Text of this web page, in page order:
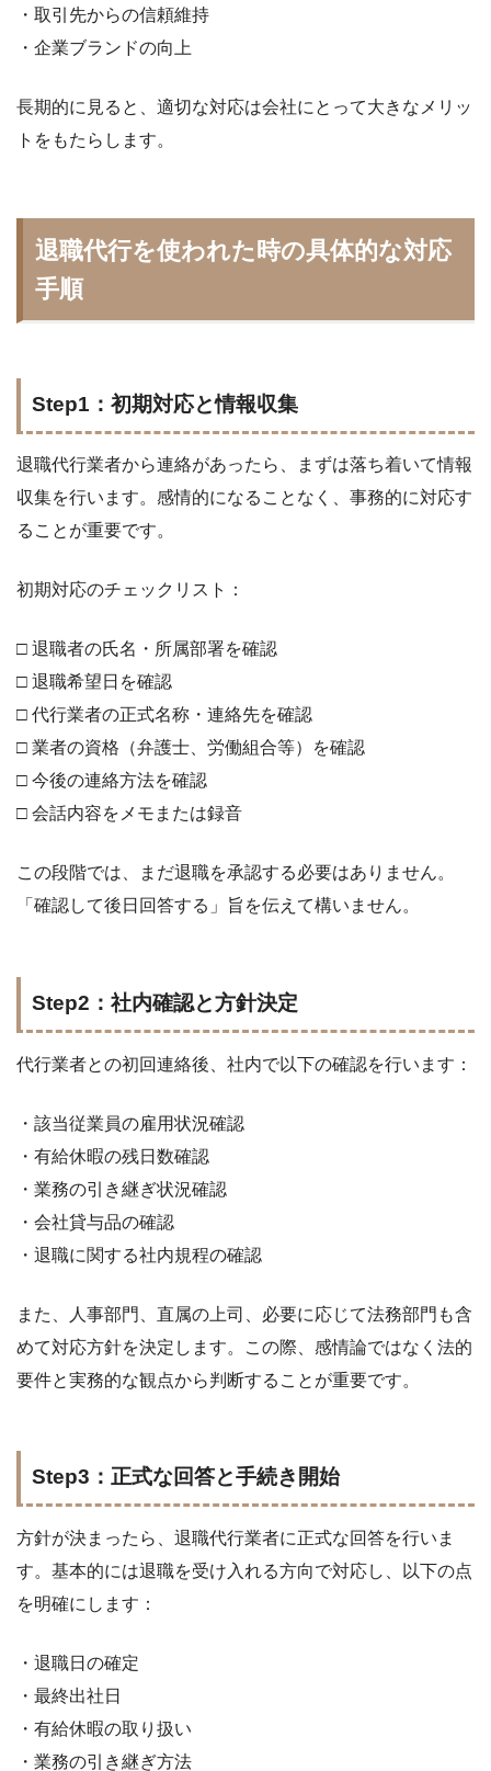
・取引先からの信頼維持
・企業ブランドの向上
長期的に見ると、適切な対応は会社にとって大きなメリッ
トをもたらします。
退職代行を使われた時の具体的な対応
手順
Step1：初期対応と情報収集
退職代行業者から連絡があったら、まずは落ち着いて情報
収集を行います。感情的になることなく、事務的に対応す
ることが重要です。
初期対応のチェックリスト：
□ 退職者の氏名・所属部署を確認
□ 退職希望日を確認
□ 代行業者の正式名称・連絡先を確認
□ 業者の資格（弁護士、労働組合等）を確認
□ 今後の連絡方法を確認
□ 会話内容をメモまたは録音
この段階では、まだ退職を承認する必要はありません。
「確認して後日回答する」旨を伝えて構いません。
Step2：社内確認と方針決定
代行業者との初回連絡後、社内で以下の確認を行います：
・該当従業員の雇用状況確認
・有給休暇の残日数確認
・業務の引き継ぎ状況確認
・会社貸与品の確認
・退職に関する社内規程の確認
また、人事部門、直属の上司、必要に応じて法務部門も含
めて対応方針を決定します。この際、感情論ではなく法的
要件と実務的な観点から判断することが重要です。
Step3：正式な回答と手続き開始
方針が決まったら、退職代行業者に正式な回答を行いま
す。基本的には退職を受け入れる方向で対応し、以下の点
を明確にします：
・退職日の確定
・最終出社日
・有給休暇の取り扱い
・業務の引き継ぎ方法